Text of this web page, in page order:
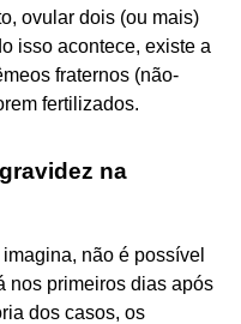
ovular dois (ou mais)
isso acontece, existe a
fraternos (não-
fertilizados.
na
não é possível
nos primeiros dias após
dos casos, os